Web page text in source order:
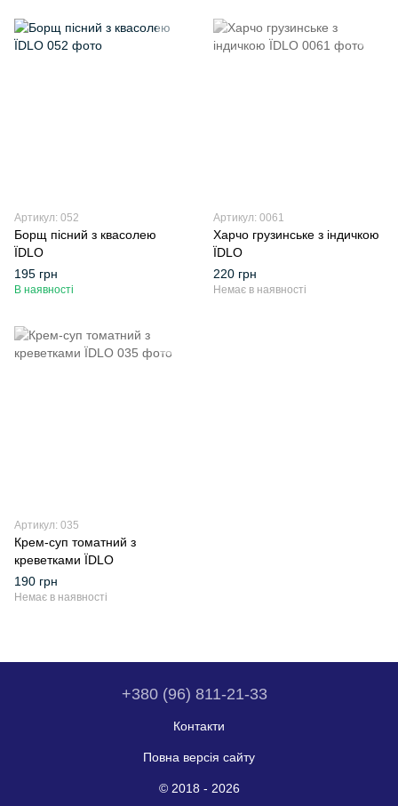
Артикул: 052
Борщ пісний з квасолею
ЇDLO
195 грн
В наявності
Артикул: 0061
Харчо грузинське з індичкою
ЇDLO
220 грн
Немає в наявності
Артикул: 035
Крем-суп томатний з
креветками ЇDLO
190 грн
Немає в наявності
+380 (96) 811-21-33
Контакти
Повна версія сайту
© 2018 - 2026